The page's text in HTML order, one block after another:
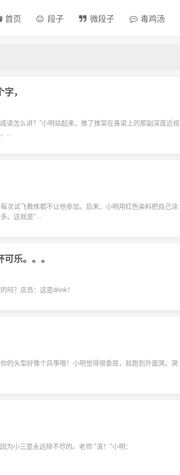
首页 段子 微段子 毒鸡汤
，
语怎么讲？”小明站起来，推了推架在鼻梁上的那副深度近视
...
次试飞教练都不让他参加。后来，小明用红色染料把自己涂
。这就是“...
乐。。。
吗？店员：这是drink！
的头型好像个风筝哦！小明觉得很委屈，就跑到外面哭。哭
为小三是永远除不尽的。老师:"滚！"小明：